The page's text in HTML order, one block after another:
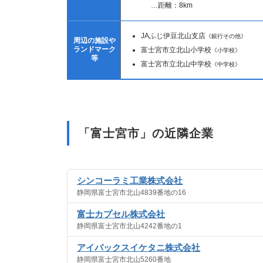
…距離：8km
周辺の施設や
ランドマーク
等
JAふじ伊豆北山支店 《銀行その他》
富士宮市立北山小学校 《小学校》
富士宮市立北山中学校 《中学校》
「富士宮市」の近隣企業
シンコーラミ工業株式会社
静岡県富士宮市北山4839番地の16
富士カプセル株式会社
静岡県富士宮市北山4242番地の1
アイパックスイケタニ株式会社
静岡県富士宮市北山5260番地